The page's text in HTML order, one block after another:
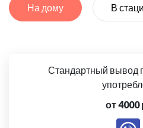
На дому В
Стандартный вывод
от 4000